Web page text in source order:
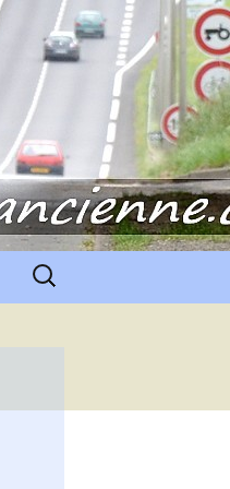
Rechercher :